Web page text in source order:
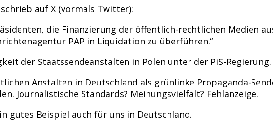
auf X (vormals Twitter):
die Finanzierung der öffentlich-rechtlichen Medien
PAP in Liquidation zu überführen.“
der Staatssendeanstalten in Polen unter der PiS-
Anstalten in Deutschland als grünlinke Propaganda-
Journalistische Standards? Meinungsvielfalt? Fehlanzeige.
gutes Beispiel auch für uns in Deutschland.